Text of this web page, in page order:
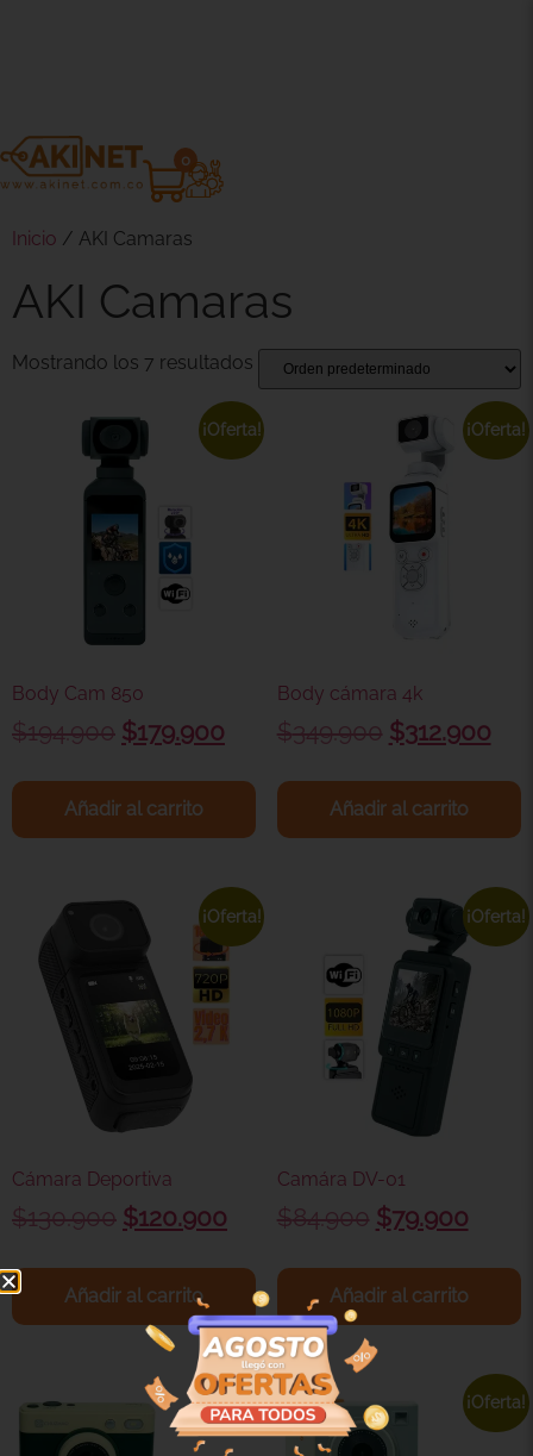
0
Inicio / AKI Camaras
AKI Camaras
Mostrando los 7 resultados
¡Oferta!
Body Cam 850
$194.900 $179.900
Añadir al carrito
¡Oferta!
Body cámara 4k
$349.900 $312.900
Añadir al carrito
¡Oferta!
Cámara Deportiva
$130.900 $120.900
Añadir al carrito
¡Oferta!
Camára DV-01
$84.900 $79.900
Añadir al carrito
¡Oferta! ¡Oferta!